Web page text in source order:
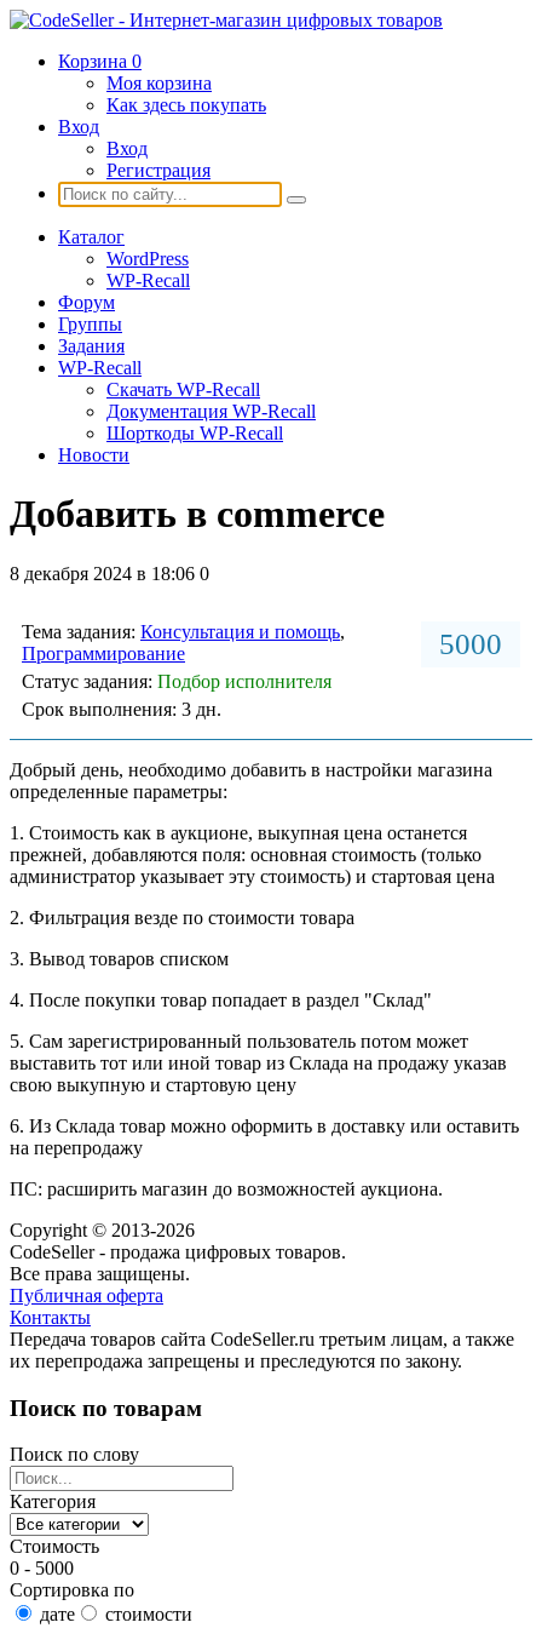
Корзина 0
Моя корзина
Как здесь покупать
Вход
Вход
Регистрация
Каталог
WordPress
WP-Recall
Форум
Группы
Задания
WP-Recall
Скачать WP-Recall
Документация WP-Recall
Шорткоды WP-Recall
Новости
Добавить в commerce
8 декабря 2024 в 18:06 0
5000
Тема задания: Консультация и помощь,
Программирование
Статус задания: Подбор исполнителя
Срок выполнения: 3 дн.
Добрый день, необходимо добавить в настройки магазина
определенные параметры:
1. Стоимость как в аукционе, выкупная цена останется
прежней, добавляются поля: основная стоимость (только
администратор указывает эту стоимость) и стартовая цена
2. Фильтрация везде по стоимости товара
3. Вывод товаров списком
4. После покупки товар попадает в раздел "Склад"
5. Сам зарегистрированный пользователь потом может
выставить тот или иной товар из Склада на продажу указав
свою выкупную и стартовую цену
6. Из Склада товар можно оформить в доставку или оставить
на перепродажу
ПС: расширить магазин до возможностей аукциона.
Copyright © 2013-2026
CodeSeller - продажа цифровых товаров.
Все права защищены.
Публичная оферта
Контакты
Передача товаров сайта CodeSeller.ru третьим лицам, а также
их перепродажа запрещены и преследуются по закону.
Поиск по товарам
Поиск по слову
Категория
Стоимость
0 - 5000
Сортировка по
дате
стоимости